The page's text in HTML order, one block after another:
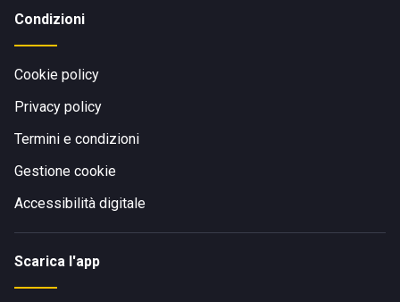
Condizioni
Cookie policy
Privacy policy
Termini e condizioni
Gestione cookie
Accessibilità digitale
Scarica l'app